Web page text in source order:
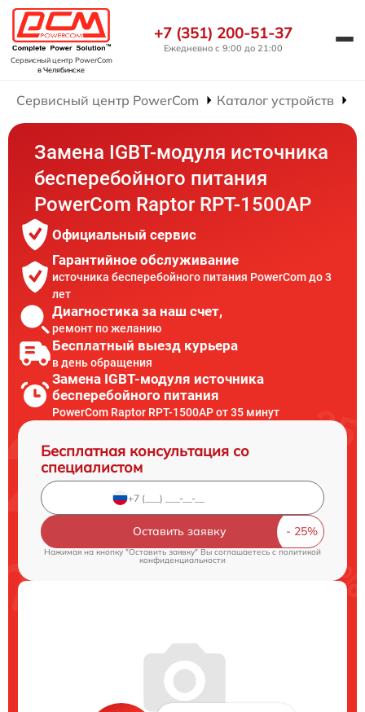
Сервисный центр PowerCom
в Челябинске
+7 (351) 200-51-37
Ежедневно с 9:00 до 21:00
Сервисный центр PowerCom Каталог устройств
Замена IGBT-модуля источника
бесперебойного питания
PowerCom Raptor RPT-1500AP
Официальный сервис
Гарантийное обслуживание
источника бесперебойного питания PowerCom до 3
лет
Диагностика за наш счет,
ремонт по желанию
Бесплатный выезд курьера
в день обращения
Замена IGBT-модуля источника
бесперебойного питания
PowerCom Raptor RPT-1500AP от 35 минут
Бесплатная консультация со
специалистом
Оставить заявку
Нажимая на кнопку "Оставить заявку" Вы соглашаетесь cполитикой
конфиденциальности